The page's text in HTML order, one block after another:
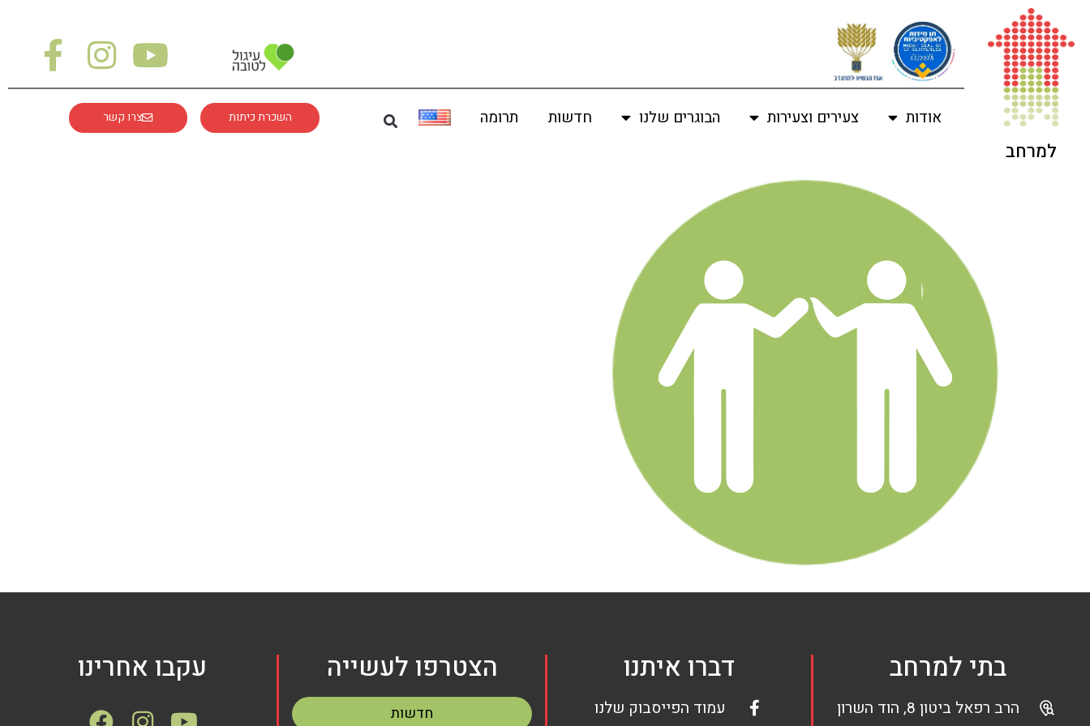
למרחב
אודות צעירים וצעירות הבוגרים שלנו חדשות תרומה השכרת כיתות צרו קשר
בתי למרחב
הרב רפאל ביטון 8, הוד השרון
דברו איתנו
עמוד הפייסבוק שלנו
הצטרפו לעשייה
חדשות
עקבו אחרינו